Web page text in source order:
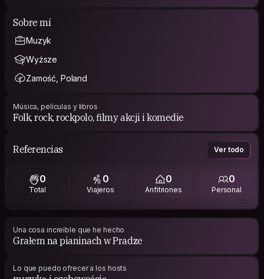
Sobre mí
Muzyk
Wyższe
Zamość, Poland
Música, películas y libros
Folk, rock, rockpolo, filmy akcji i komedie
Referencias Ver todo
0
Total
0
Viajeros
0
Anfitriones
0
Personal
Una cosa increíble que he hecho
Grałem na pianinach w Pradze
Lo que puedo ofrecer a los hosts